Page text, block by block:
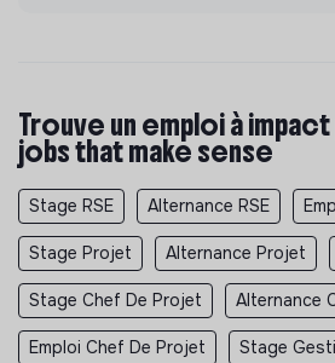
Trouve un emploi à
jobs that make sense
Stage RSE Alternance RSE
Stage Projet Alternance Projet
Stage Chef De Projet Alternance
Emploi Chef De Projet Stage